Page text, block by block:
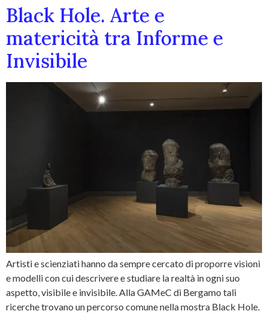
Black Hole. Arte e
matericità tra Informe e
Invisibile
Artisti e scienziati hanno da sempre cercato di proporre visioni
e modelli con cui descrivere e studiare la realtà in ogni suo
aspetto, visibile e invisibile. Alla GAMeC di Bergamo tali
ricerche trovano un percorso comune nella mostra Black Hole.